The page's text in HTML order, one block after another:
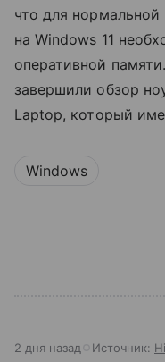
что для
на Windows 11
оперативной
завершили обзор
Laptop, который
Windows
2 дня назад Источник: